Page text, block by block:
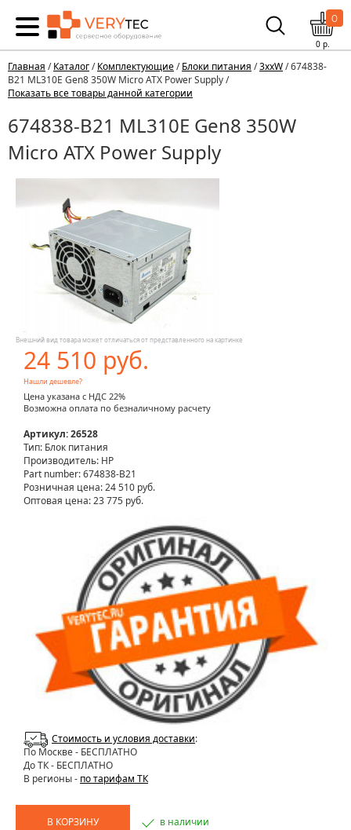
0
0р.
Главная /Каталог/Комплектующие/Блоки питания /3xxW/ 674838-
B21 ML310E Gen8 350W Micro ATX Power Supply /
Показать все товары данной категории
674838-B21 ML310E Gen8 350W
Micro ATX Power Supply
Внешний вид товара может отличаться от представленного на картинке
24 510 руб.
Нашли дешевле?
Цена указана с НДС 22%
Возможна оплата по безналичному расчету
Артикул: 26528
Тип: Блок питания
Производитель: HP
Part number: 674838-B21
Розничная цена:24 510 руб.
Оптовая цена: 23 775 руб.
Стоимость и условия доставки:
По Москве- БЕСПЛАТНО
До ТК - БЕСПЛАТНО
В регионы - по тарифам ТК
В КОРЗИНУ в наличии